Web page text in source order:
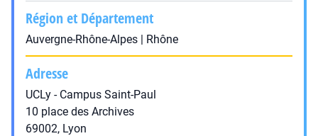
Région et Département
Auvergne-Rhône-Alpes | Rhône
Adresse
UCLy - Campus Saint-Paul
10 place des Archives
69002, Lyon